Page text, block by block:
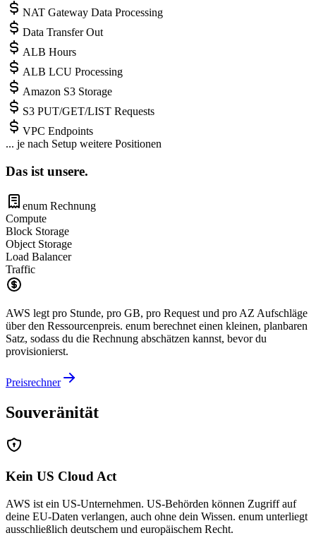
NAT Gateway Data Processing
Data Transfer Out
ALB Hours
ALB LCU Processing
Amazon S3 Storage
S3 PUT/GET/LIST Requests
VPC Endpoints
... je nach Setup weitere Positionen
Das ist unsere.
enum Rechnung
Compute
Block Storage
Object Storage
Load Balancer
Traffic
AWS legt pro Stunde, pro GB, pro Request und pro AZ Aufschläge
über den Ressourcenpreis. enum berechnet einen kleinen, planbaren
Satz, sodass du die Rechnung abschätzen kannst, bevor du
provisionierst.
Preisrechner
Souveränität
Kein US Cloud Act
AWS ist ein US-Unternehmen. US-Behörden können Zugriff auf
deine EU-Daten verlangen, auch ohne dein Wissen. enum unterliegt
ausschließlich deutschem und europäischem Recht.